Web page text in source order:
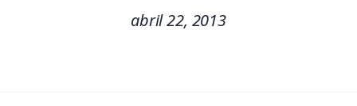
abril 22, 2013